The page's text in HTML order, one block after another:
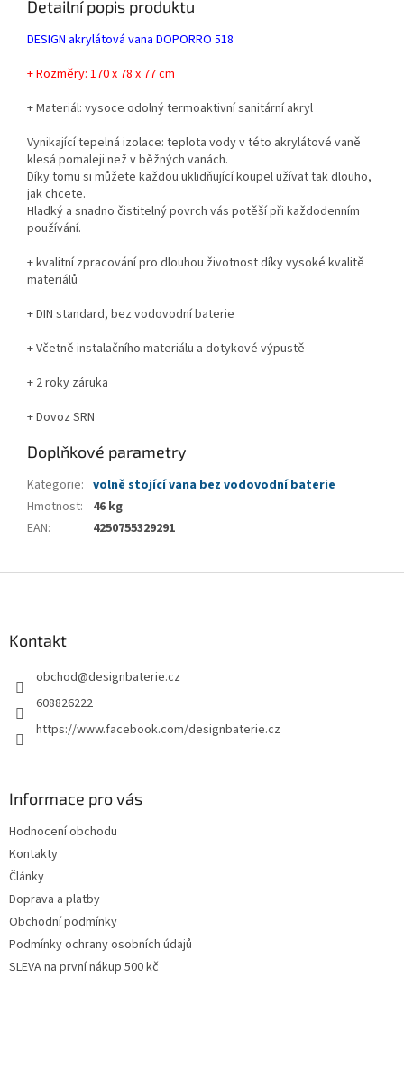
Detailní popis produktu
DESIGN akrylátová vana DOPORRO 518
+ Rozměry: 170 x 78 x 77 cm
+ Materiál: vysoce odolný termoaktivní sanitární akryl
Vynikající tepelná izolace: teplota vody v této akrylátové vaně
klesá pomaleji než v běžných vanách.
Díky tomu si můžete každou uklidňující koupel užívat tak dlouho,
jak chcete.
Hladký a snadno čistitelný povrch vás potěší při každodenním
používání.
+ kvalitní zpracování pro dlouhou životnost díky vysoké kvalitě
materiálů
+ DIN standard, bez vodovodní baterie
+ Včetně instalačního materiálu a dotykové výpustě
+ 2 roky záruka
+ Dovoz SRN
Doplňkové parametry
Kategorie: volně stojící vana bez vodovodní baterie
Hmotnost:
46 kg
EAN: 4250755329291
Kontakt
obchod@designbaterie.cz
608826222
https://www.facebook.com/designbaterie.cz
Informace pro vás
Hodnocení obchodu
Kontakty
Články
Doprava a platby
Obchodní podmínky
Podmínky ochrany osobních údajů
SLEVA na první nákup 500 kč